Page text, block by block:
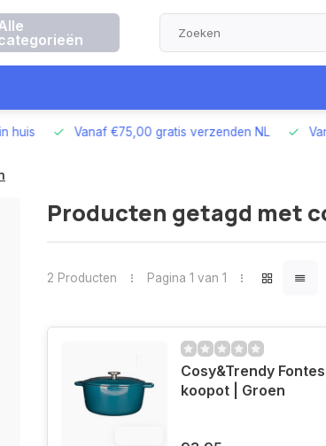
huis Vanaf €75,00 gratis verzenden NL
Producten getagd met
2 Producten Pagina 1 van 1
Cosy&Trendy
koopot | Groen